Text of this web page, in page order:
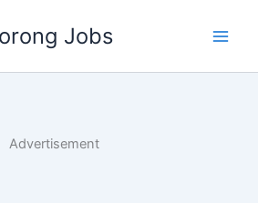
Jobs
Advertisement